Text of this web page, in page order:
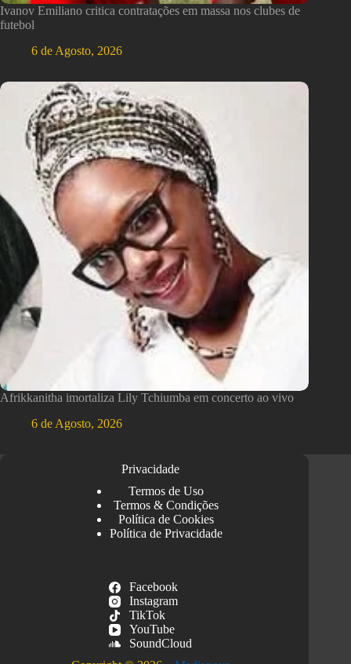
Ivanov Emiliano critica contratações em massa nos clubes de
futebol
6 de Agosto, 2026
Afrikkanitha imortaliza Lily Tchiumba em concerto ao vivo
6 de Agosto, 2026
Privacidade
Termos de Uso
Termos & Condições
Política de Cookies
Política de Privacidade
Facebook
Instagram
TikTok
YouTube
SoundCloud